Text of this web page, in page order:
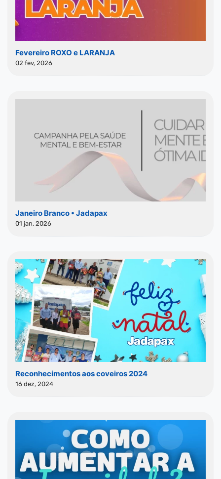
Fevereiro ROXO e LARANJA
02 fev, 2026
Janeiro Branco • Jadapax
01 jan, 2026
Reconhecimentos aos coveiros 2024
16 dez, 2024